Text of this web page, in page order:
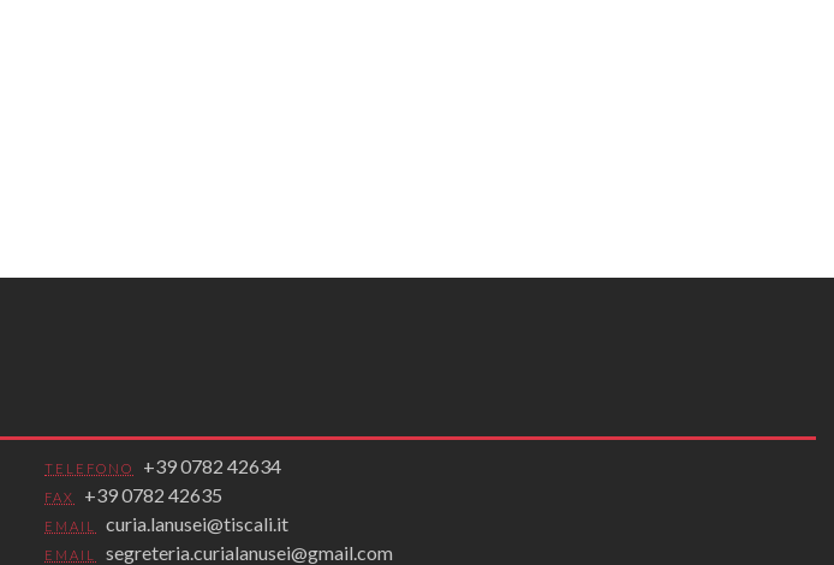
TELEFONO +39 0782 42634
FAX +39 0782 42635
EMAIL curia.lanusei@tiscali.it
EMAIL segreteria.curialanusei@gmail.com